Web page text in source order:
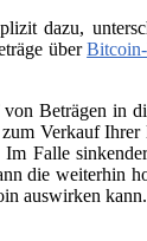
dazu,
über
Beträgen in
Verkauf
Falle
die weiterhin
auswirken